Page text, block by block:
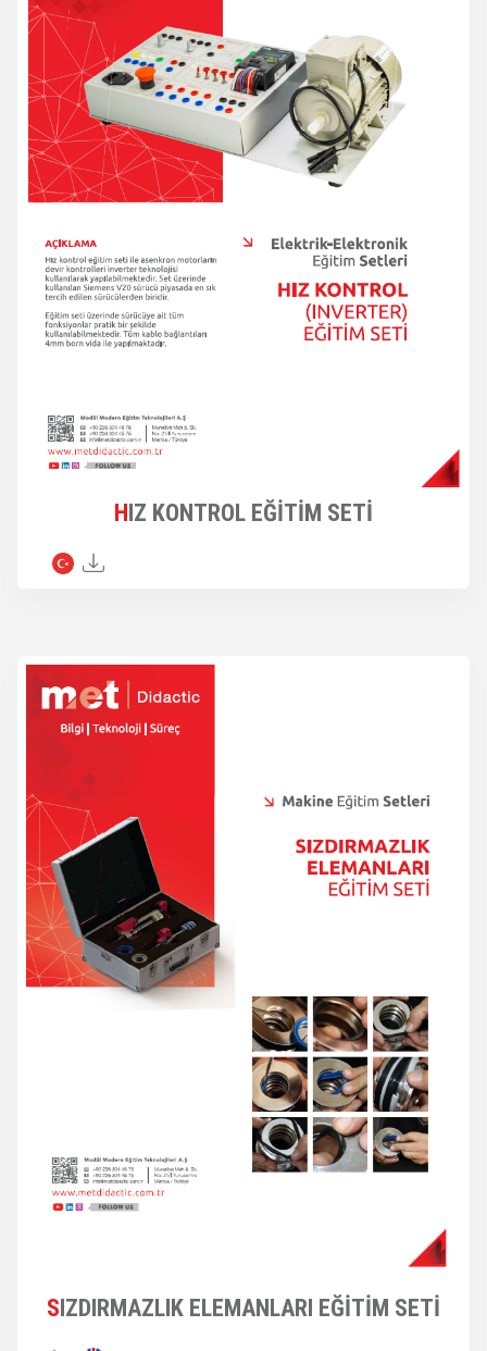
HIZ KONTROL EĞİTİM SETİ
SIZDIRMAZLIK ELEMANLARI EĞİTİM SETİ